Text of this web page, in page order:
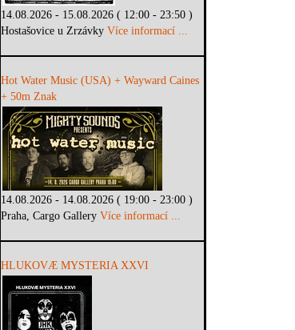
14.08.2026 - 15.08.2026 ( 12:00 - 23:50 )
Hostašovice u ZrzávkyVíce informací ...
Hot Water Music (USA) + Wayward Caines
+ 50m Znak
14.08.2026 - 14.08.2026 ( 19:00 - 23:00 )
Praha, Cargo GalleryVíce informací ...
HLUKOVÆ MYSTERIA XXVI